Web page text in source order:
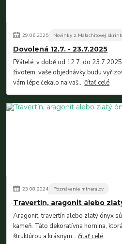
29.06.2025 Novinky z Malachitovej
Dovolená 12.7. - 23.7.2025
Přátelé, v době od 12.7. do
životem, vaše objednávky budu
vám lépe čekalo na vaš...čítať celé
23.08.2024 Poznávanie minerálov
Travertín, aragonit alebo
Aragonit, travertín alebo zlatý ónyx
kameň. Táto dekoratívna hornina,
štruktúrou a krásnym...čítať celé